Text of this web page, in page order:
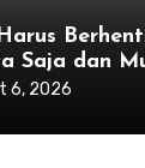
Saja dan
Orang
6, 2026